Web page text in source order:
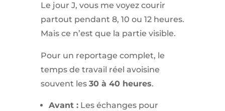
Le jour J, vous me voyez courir
partout pendant 8, 10 ou 12 heures.
Mais ce n’est que la partie visible.
Pour un reportage complet, le
temps de travail réel avoisine
souvent les 30 à 40 heures.
Avant :Les échanges pour